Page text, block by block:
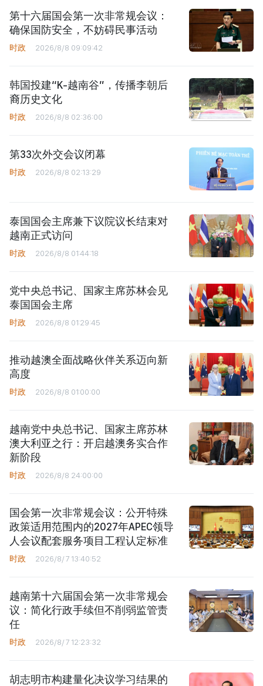
第十六届国会第一次非常规会议：
确保国防安全，不妨碍民事活动
时政 2026/8/8 09:09:42
韩国投建“K-越南谷”，传播李朝后
裔历史文化
时政 2026/8/8 02:36:00
第33次外交会议闭幕
时政 2026/8/8 02:13:29
泰国国会主席兼下议院议长结束对
越南正式访问
时政 2026/8/8 01:44:18
党中央总书记、国家主席苏林会见
泰国国会主席
时政 2026/8/8 01:29:45
推动越澳全面战略伙伴关系迈向新
高度
时政 2026/8/8 01:00:00
越南党中央总书记、国家主席苏林
澳大利亚之行：开启越澳务实合作
新阶段
时政 2026/8/8 24:00:00
国会第一次非常规会议：公开特殊
政策适用范围内的2027年APEC领导
人会议配套服务项目工程认定标准
时政 2026/8/7 13:40:52
越南第十六届国会第一次非常规会
议：简化行政手续但不削弱监管责
任
时政 2026/8/7 12:23:32
胡志明市构建量化决议学习结果的